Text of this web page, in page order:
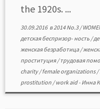
the 1920s. ...
30.09.2016в2014 No.3/
детская беспризор- ность /
женская безработица/
проституция/трудовая
charity/female organizations/
prostitution /work aid- Инна